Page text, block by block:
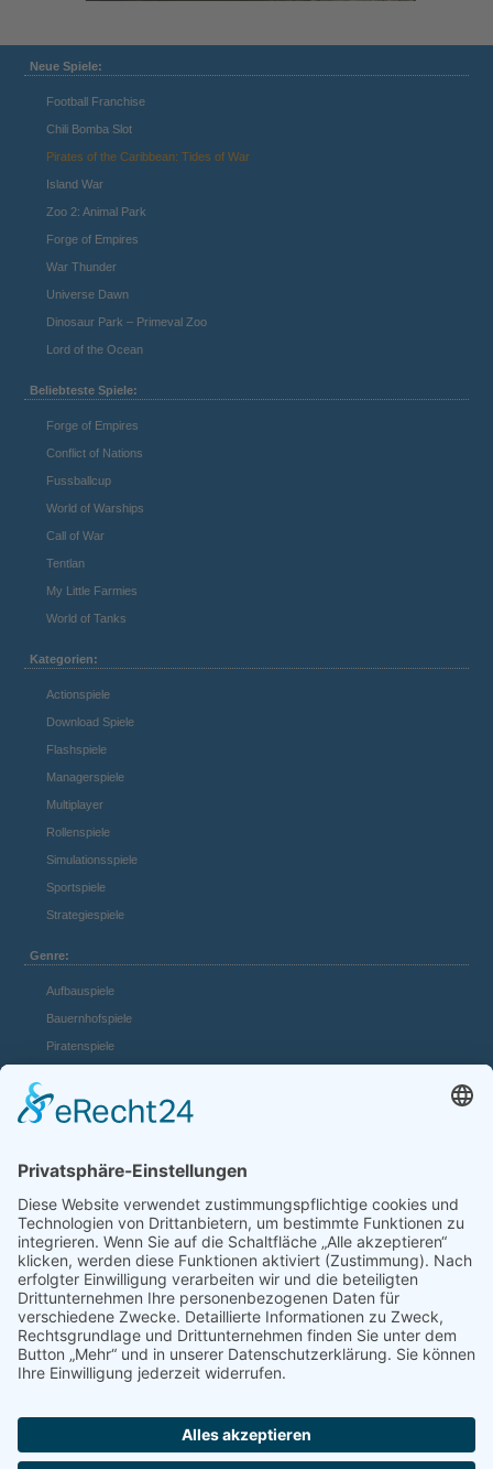
Neue Spiele:
Football Franchise
Chili Bomba Slot
Pirates of the Caribbean: Tides of War
Island War
Zoo 2: Animal Park
Forge of Empires
War Thunder
Universe Dawn
Dinosaur Park – Primeval Zoo
Lord of the Ocean
Beliebteste Spiele:
Forge of Empires
Conflict of Nations
Fussballcup
World of Warships
Call of War
Tentlan
My Little Farmies
World of Tanks
Kategorien:
Actionspiele
Download Spiele
Flashspiele
Managerspiele
Multiplayer
Rollenspiele
Simulationsspiele
Sportspiele
Strategiespiele
Genre:
Aufbauspiele
Bauernhofspiele
Piratenspiele
Mädchenspiele
Panzerspiele
Tierspiele
Weltraumspiele
Links:
Game Server mieten
FAQ und Hilfe
Spiele Payments
browserspiele.fm